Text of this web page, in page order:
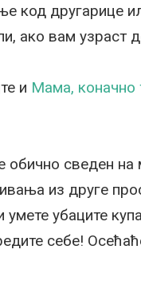
код другарице
ако вам узраст
и Мама, коначно
обично сведен
из друге
умете убаците
себе!